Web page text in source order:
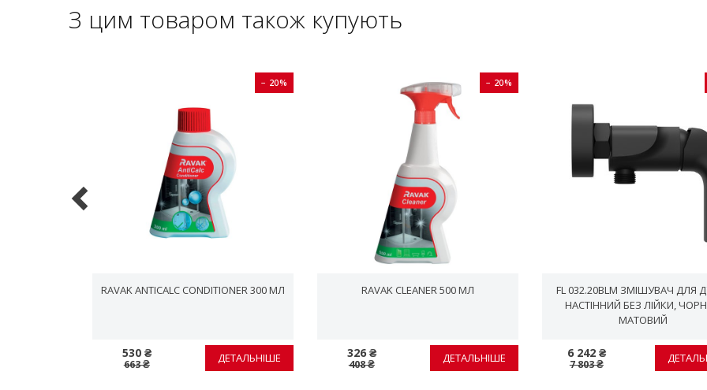
З цим товаром також купують
− 20%
RAVAK ANTICALC CONDITIONER 300 МЛ
530 ₴
663 ₴ ДЕТАЛЬНІШЕ
− 20%
RAVAK CLEANER 500 МЛ
326 ₴
408 ₴ ДЕТАЛЬНІШЕ
FL 032.20BLM ЗМІШУВАЧ ДЛЯ
НАСТІННИЙ БЕЗ ЛІЙКИ,
МАТОВИЙ
6 242 ₴
7 803 ₴